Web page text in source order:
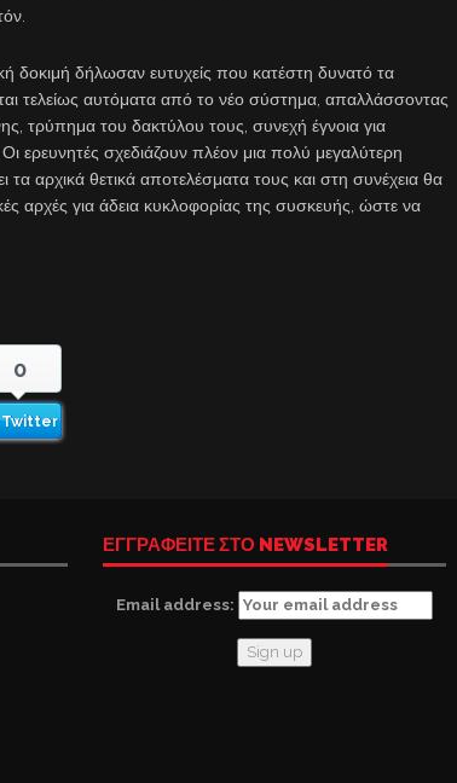
δοκιμή δήλωσαν ευτυχείς που κατέστη δυνατό τα
τελείως αυτόματα από το νέο σύστημα, απαλλάσσοντας
τρύπημα του δακτύλου τους, συνεχή έγνοια για
ερευνητές σχεδιάζουν πλέον μια πολύ μεγαλύτερη
τα αρχικά θετικά αποτελέσματα τους και στη συνέχεια θα
αρχές για άδεια κυκλοφορίας της συσκευής, ώστε να
0
Twitter
ΕΓΓΡΑΦΕΙΤΕ ΣΤΟ NEWSLETTER
Email address: